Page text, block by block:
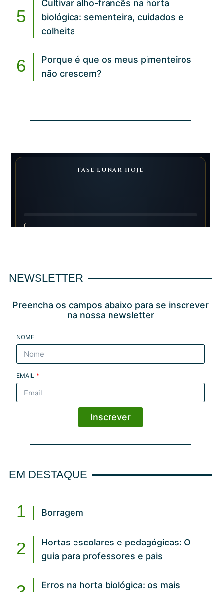
Cultivar alho-francês na horta
biológica: sementeira, cuidados e
colheita
Porque é que os meus pimenteiros
não crescem?
NEWSLETTER
Preencha os campos abaixo para se inscrever
na nossa newsletter
NOME
EMAIL
Inscrever
EM DESTAQUE
Borragem
Hortas escolares e pedagógicas: O
guia para professores e pais
Erros na horta biológica: os mais